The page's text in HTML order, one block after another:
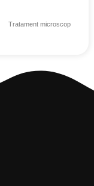
Tratament microscop